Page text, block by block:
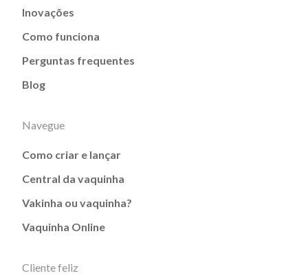
Inovações
Como funciona
Perguntas frequentes
Blog
Navegue
Como criar e lançar
Central da vaquinha
Vakinha ou vaquinha?
Vaquinha Online
Cliente feliz